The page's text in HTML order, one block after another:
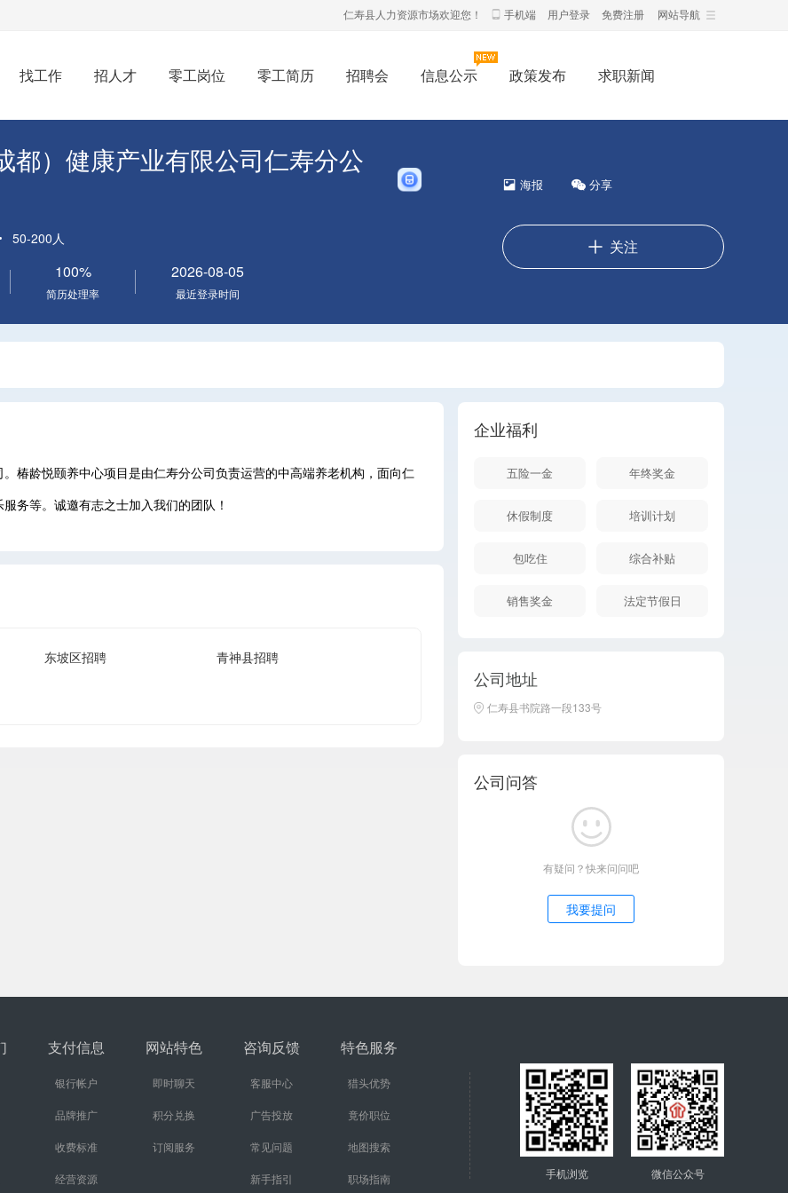
网站导航
仁寿县人力资源市场欢迎您！ 手机端 用户登录 免费注册
找工作 招人才 零工岗位 零工简历 招聘会 信息公示 政策发布 求职新闻
都）健康产业有限公司仁寿分公
50-200人
100%
简历处理率
2026-08-05
最近登录时间
海报 分享
关注
椿龄悦颐养中心项目是由仁寿分公司负责运营的中高端养老机构，面向仁
务等。诚邀有志之士加入我们的团队！
东坡区招聘
青神县招聘
企业福利
五险一金 年终奖金
休假制度 培训计划
包吃住 综合补贴
销售奖金 法定节假日
公司地址
仁寿县书院路一段133号
公司问答
有疑问？快来问问吧
我要提问
支付信息
银行帐户
品牌推广
收费标准
经营资源
网站特色
即时聊天
积分兑换
订阅服务
咨询反馈
客服中心
广告投放
常见问题
新手指引
特色服务
猎头优势
竟价职位
地图搜索
职场指南 微信公众号
手机浏览